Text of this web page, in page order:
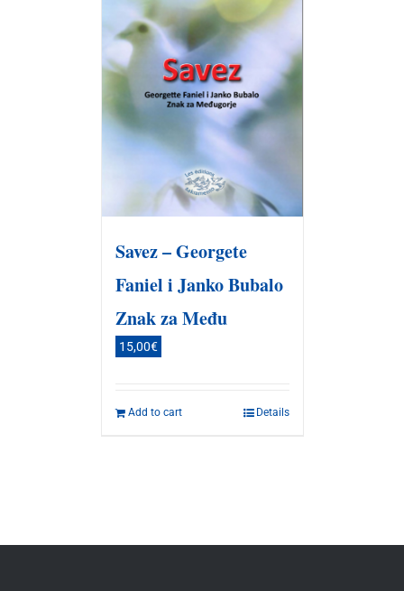
Savez – Georgete
Faniel i Janko Bubalo
Znak za Među
15,00€
Add to cart Details